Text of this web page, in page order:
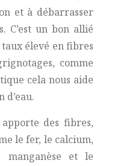
et à débarrasser
C’est un bon allié
élevé en fibres
comme
cela nous aide
apporte des fibres,
le fer, le calcium,
manganèse et le